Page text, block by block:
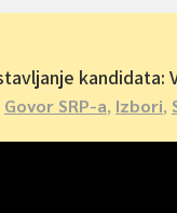
kandidata:
Govor SRP-a, Izbori,